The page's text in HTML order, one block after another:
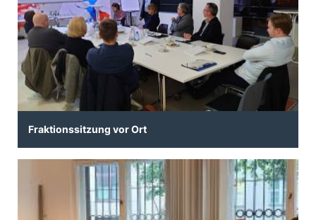
Fraktionssitzung vor Ort